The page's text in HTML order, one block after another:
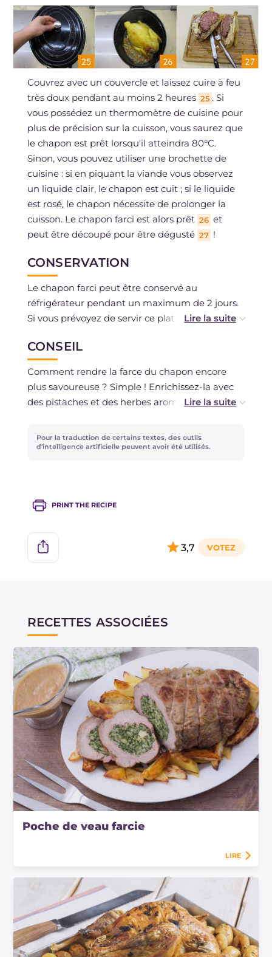
Couvrez avec un couvercle et laissez cuire à feu
très doux pendant au moins 2 heures 25 . Si
vous possédez un thermomètre de cuisine pour
plus de précision sur la cuisson, vous saurez que
le chapon est prêt lorsqu'il atteindra 80°C.
Sinon, vous pouvez utiliser une brochette de
cuisine : si en piquant la viande vous observez
un liquide clair, le chapon est cuit ; si le liquide
est rosé, le chapon nécessite de prolonger la
cuisson. Le chapon farci est alors prêt 26 et
peut être découpé pour être dégusté 27 !
CONSERVATION
Le chapon farci peut être conservé au
réfrigérateur pendant un maximum de 2 jours.
Si vous prévoyez de servir ce plat principal le
vous voulez aussi profiter de la fête sans vous
affairer aux fourneaux, vous pouvez le préparer
la veille et le conserver au réfrigérateur. Le
lendemain, faites-le cuire avant de le servir !
frais et non décongelés, vous pouvez également
CONSEIL
Comment rendre la farce du chapon encore
plus savoureuse ? Simple ! Enrichissez-la avec
des pistaches et des herbes aromatiques à votre
Si vous le souhaitez, vous pouvez également
supplémentaires à 200°C : rappelez-vous
faudra l'arroser avec le jus de cuisson au moins
2 ou 3 fois pour éviter qu'il ne sèche.
portion de chapon farci que vous servirez :
irrésistible
Pour la traduction de certains textes, des outils
d'intelligence artificielle peuvent avoir été utilisés.
PRINT THE RECIPE
3,7
RECETTES ASSOCIÉES
Poche de veau farcie
LIRE